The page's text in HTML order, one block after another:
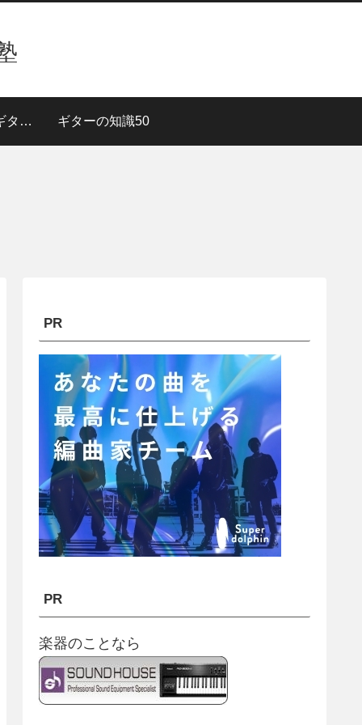
３段階で上達！【ギターレッスン】 ギターの知識50
PR
PR
楽器のことなら